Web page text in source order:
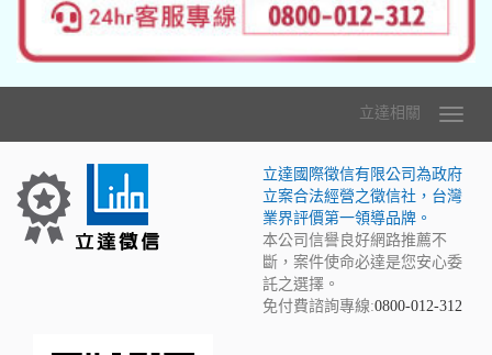
立達相關
立達國際徵信有限公司為政府
立案合法經營之徵信社，台灣
業界評價第一領導品牌。
本公司信譽良好網路推薦不
斷，案件使命必達是您安心委
託之選擇。
免付費諮詢專線:0800-012-312